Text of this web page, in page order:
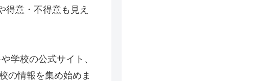
得意・不得意も見え
学校の公式サイト、
の情報を集め始めま